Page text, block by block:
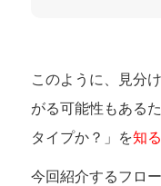
このように、見分
がる可能性もある
タイプか？」を知
今回紹介するフロ